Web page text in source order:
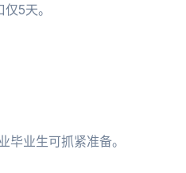
5天。
业生可抓紧准备。